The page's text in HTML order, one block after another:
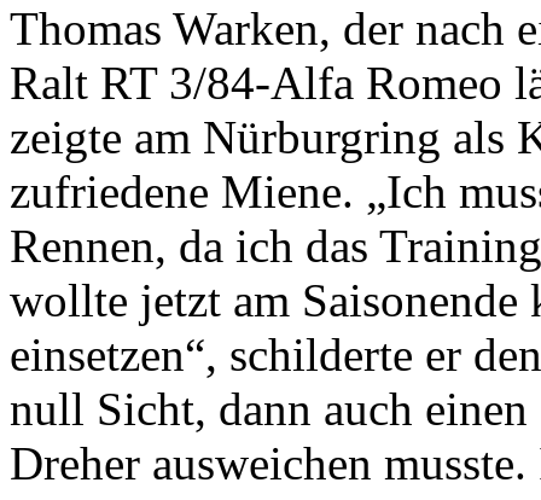
Thomas Warken, der nach
Ralt RT 3/84-Alfa Romeo
zeigte am Nürburgring als
zufriedene Miene. „Ich
Rennen, da ich das
wollte jetzt am Saisonende
einsetzen“, schilderte er
null Sicht, dann auch
Dreher ausweichen